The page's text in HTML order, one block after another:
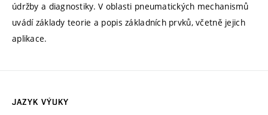
údržby a diagnostiky. V oblasti pneumatických mechanismů
uvádí základy teorie a popis základních prvků, včetně jejich
aplikace.
JAZYK VÝUKY